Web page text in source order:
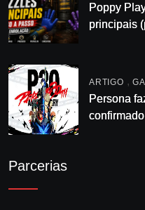
Poppy
principais
ARTIGO ,
Persona
Parcerias